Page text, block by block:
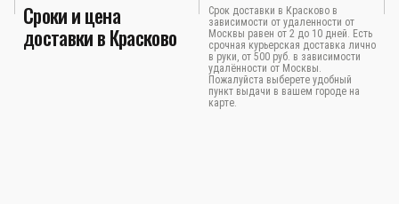
Сроки и цена
доставки в Красково
Срок доставки в Красково в
зависимости от удаленности от
Москвы равен от 2 до 10 дней. Есть
срочная курьерская доставка лично
в руки, от 500 руб. в зависимости
удалённости от Москвы.
Пожалуйста выберете удобный
пункт выдачи в вашем городе на
карте.